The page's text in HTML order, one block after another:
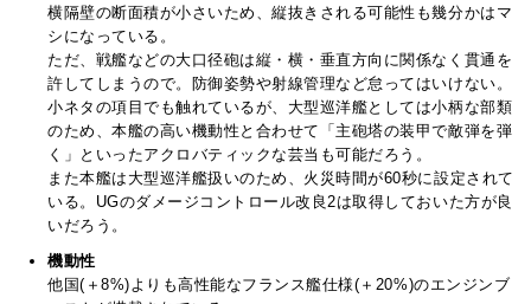
横隔壁の断面積が小さいため、縦抜きされる可能性も幾分かはマ
シになっている。
ただ、戦艦などの大口径砲は縦・横・垂直方向に関係なく貫通を
許してしまうので。防御姿勢や射線管理など怠ってはいけない。
小ネタの項目でも触れているが、大型巡洋艦としては小柄な部類
のため、本艦の高い機動性と合わせて「主砲塔の装甲で敵弾を弾
く」といったアクロバティックな芸当も可能だろう。
また本艦は大型巡洋艦扱いのため、火災時間が60秒に設定されて
いる。UGのダメージコントロール改良2は取得しておいた方が良
いだろう。
機動性
他国(＋8%)よりも高性能なフランス艦仕様(＋20%)のエンジンブ